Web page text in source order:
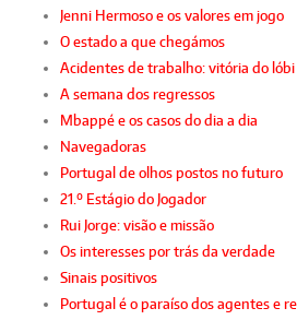
Jenni Hermoso e os valores em jogo
O estado a que chegámos
Acidentes de trabalho: vitória do lóbi
A semana dos regressos
Mbappé e os casos do dia a dia
Navegadoras
Portugal de olhos postos no futuro
21.º Estágio do Jogador
Rui Jorge: visão e missão
Os interesses por trás da verdade
Sinais positivos
Portugal é o paraíso dos agentes e